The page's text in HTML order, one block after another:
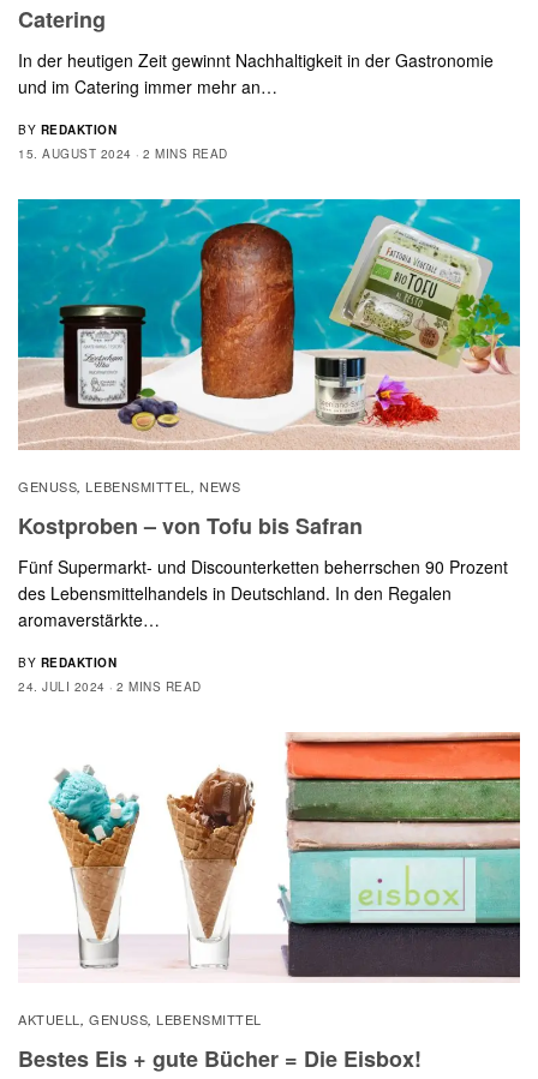
Catering
In der heutigen Zeit gewinnt Nachhaltigkeit in der Gastronomie
und im Catering immer mehr an…
BY REDAKTION
15. AUGUST 2024
2 MINS READ
GENUSS, LEBENSMITTEL ,NEWS
Kostproben – von Tofu bis Safran
Fünf Supermarkt- und Discounterketten beherrschen 90 Prozent
des Lebensmittelhandels in Deutschland. In den Regalen
aromaverstärkte…
BY REDAKTION
24. JULI 2024
2 MINS READ
AKTUELL , GENUSS, LEBENSMITTEL
Bestes Eis + gute Bücher = Die Eisbox!